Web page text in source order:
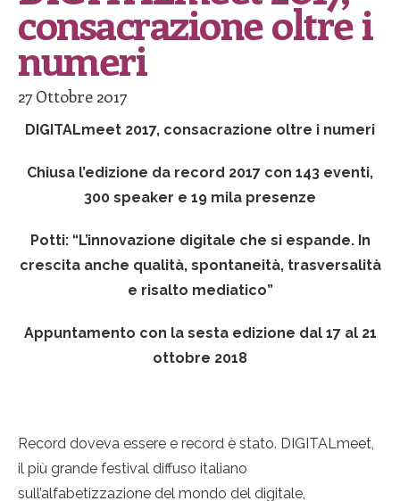
consacrazione oltre i
numeri
27 Ottobre 2017
DIGITALmeet 2017, consacrazione oltre i numeri
Chiusa l’edizione da record 2017 con 143 eventi,
300 speaker e 19 mila presenze
Potti: “L’innovazione digitale che si espande. In
crescita anche qualità, spontaneità, trasversalità
e risalto mediatico”
Appuntamento con la sesta edizione dal 17 al 21
ottobre 2018
Record doveva essere e record è stato. DIGITALmeet,
il più grande festival diffuso italiano
sull’alfabetizzazione del mondo del digitale,